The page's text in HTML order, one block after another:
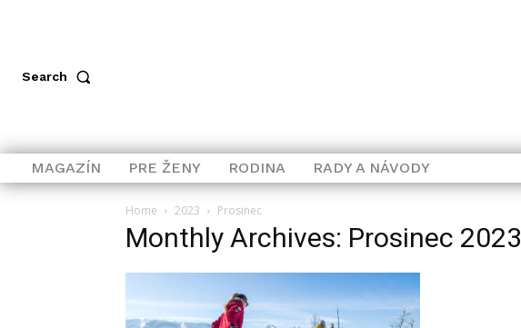
Search
MAGAZÍN PRE ŽENY RODINA RADY A NÁVODY
Home 2023 Prosinec
Monthly Archives: Prosinec 2023